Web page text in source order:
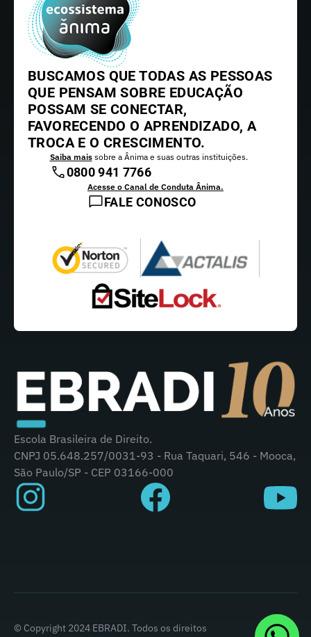
BUSCAMOS QUE TODAS AS PESSOAS
QUE PENSAM SOBRE EDUCAÇÃO
POSSAM SE CONECTAR,
FAVORECENDO O APRENDIZADO, A
TROCA E O CRESCIMENTO.
Saiba maissobre a Ânima e suas outras instituições.
0800 941 7766
Acesse o Canal de Conduta Ânima.
FALE CONOSCO
Escola Brasileira de Direito.
CNPJ 05.648.257/0031-93 - Rua Taquari, 546 - Mooca,
São Paulo/SP - CEP 03166-000
© Copyright 2024 EBRADI. Todos os direitos